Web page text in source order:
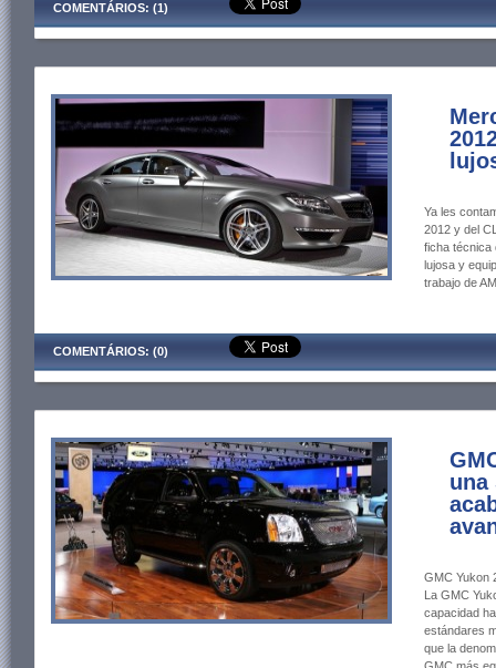
COMENTÁRIOS: (1)
Ya les
2012 y del
ficha técnica
lujosa y
trabajo de
COMENTÁRIOS: (0)
una
GMC Yukon
La GMC
capacidad
estándares
que la